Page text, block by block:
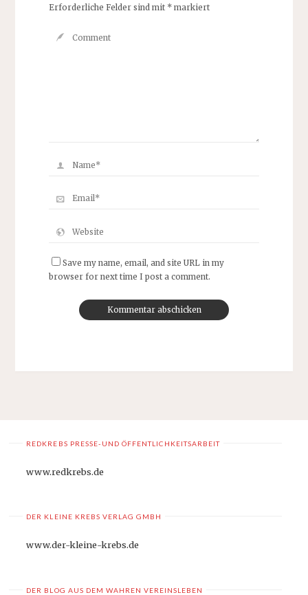
Erforderliche Felder sind mit *markiert
Save my name, email, and site URL in my
browser for next time I post a comment.
REDKREBS PRESSE-UND ÖFFENTLICHKEITSARBEIT
www.redkrebs.de
DER KLEINE KREBS VERLAG GMBH
www.der-kleine-krebs.de
DER BLOG AUS DEM WAHREN VEREINSLEBEN